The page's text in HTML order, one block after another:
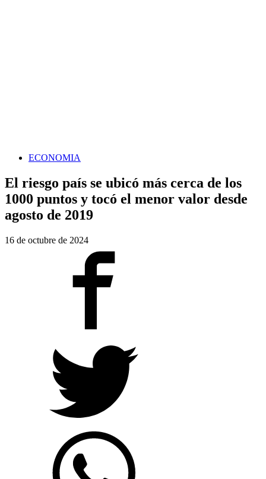
ECONOMIA
El riesgo país se ubicó más cerca de los
1000 puntos y tocó el menor valor desde
agosto de 2019
16 de octubre de 2024